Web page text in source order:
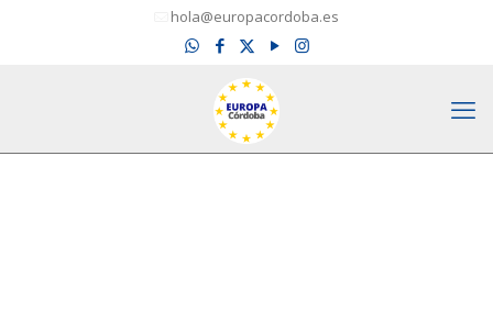
hola@europacordoba.es